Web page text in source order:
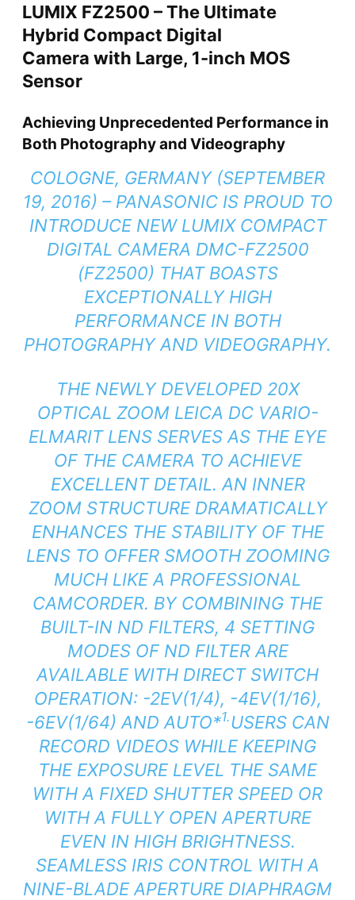
LUMIX FZ2500 – The Ultimate
Hybrid Compact Digital
Camera with Large, 1-inch MOS
Sensor
Achieving Unprecedented Performance in
Both Photography and Videography
COLOGNE, GERMANY (SEPTEMBER
19, 2016) – PANASONIC IS PROUD TO
INTRODUCE NEW LUMIX COMPACT
DIGITAL CAMERA DMC-FZ2500
(FZ2500) THAT BOASTS
EXCEPTIONALLY HIGH
PERFORMANCE IN BOTH
PHOTOGRAPHY AND VIDEOGRAPHY.
THE NEWLY DEVELOPED 20X
OPTICAL ZOOM LEICA DC VARIO-
ELMARIT LENS SERVES AS THE EYE
OF THE CAMERA TO ACHIEVE
EXCELLENT DETAIL. AN INNER
ZOOM STRUCTURE DRAMATICALLY
ENHANCES THE STABILITY OF THE
LENS TO OFFER SMOOTH ZOOMING
MUCH LIKE A PROFESSIONAL
CAMCORDER. BY COMBINING THE
BUILT-IN ND FILTERS, 4 SETTING
MODES OF ND FILTER ARE
AVAILABLE WITH DIRECT SWITCH
OPERATION: -2EV(1/4), -4EV(1/16),
-6EV(1/64) AND AUTO*1.USERS CAN
RECORD VIDEOS WHILE KEEPING
THE EXPOSURE LEVEL THE SAME
WITH A FIXED SHUTTER SPEED OR
WITH A FULLY OPEN APERTURE
EVEN IN HIGH BRIGHTNESS.
SEAMLESS IRIS CONTROL WITH A
NINE-BLADE APERTURE DIAPHRAGM